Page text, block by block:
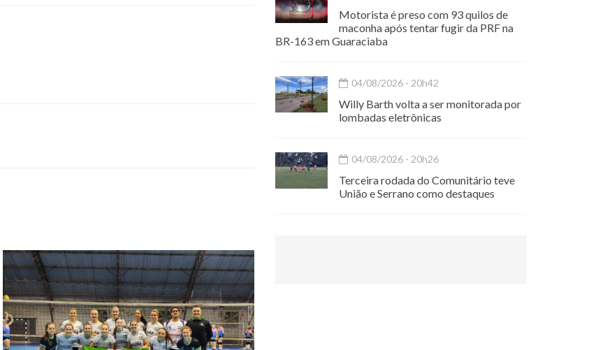
Motorista é preso com 93 quilos de
maconha após tentar fugir da PRF na
BR-163 em Guaraciaba
04/08/2026 - 20h42
Willy Barth volta a ser monitorada por
lombadas eletrônicas
04/08/2026 - 20h26
Terceira rodada do Comunitário teve
União e Serrano como destaques